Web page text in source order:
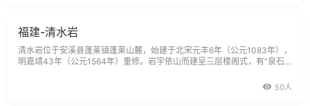
福建-清水岩
清水岩位于安溪县蓬莱镇蓬莱山麓，始建于北宋元丰6年（公元1083年），
明嘉靖43年（公元1564年）重修。岩宇依山而建呈三层楼阁式，有“泉石
此修行，见泉石清冽，改名建寺。1101年普足禅师圆寂。乡人刻沉香木像50人